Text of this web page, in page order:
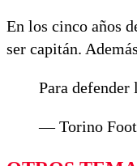
En los cinco años
ser capitán.
Para
— Torino